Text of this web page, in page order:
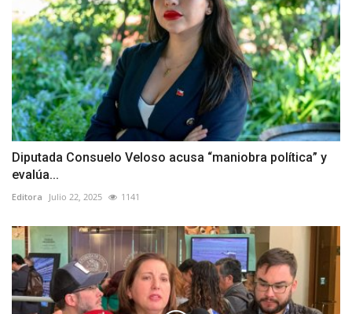
Diputada Consuelo Veloso acusa “maniobra política” y
evalúa...
Editora Julio 22, 2025 1141